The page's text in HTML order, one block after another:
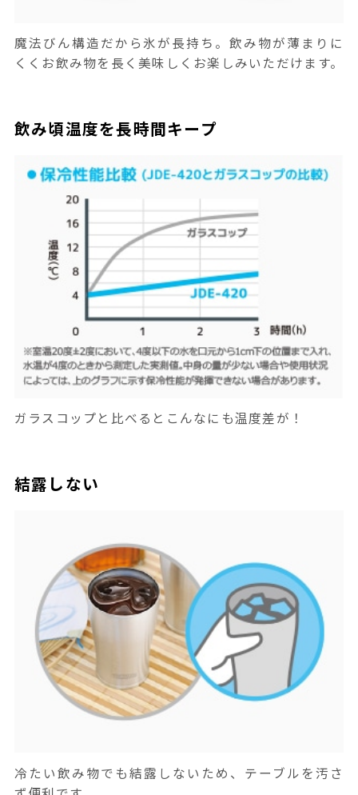
魔法びん構造だから氷が長持ち。飲み物が薄まりに
くくお飲み物を長く美味しくお楽しみいただけます。
飲み頃温度を長時間キープ
ガラスコップと比べるとこんなにも温度差が！
結露しない
冷たい飲み物でも結露しないため、テーブルを汚さ